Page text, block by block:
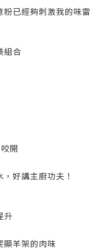
已經夠刺激我的味雷
組合
開
好講主廚功夫！
升
顯羊架的肉味